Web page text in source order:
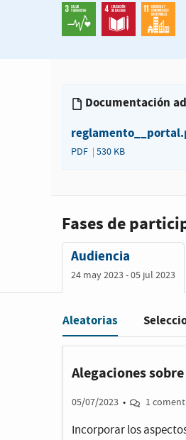
Documentación
PDF 530 KB
Fases de
Audiencia
24 may 2023 - 05 jul 2023
Filter:
Aleatorias
Alegaciones
05/07/2023 • 1
Incorporar los